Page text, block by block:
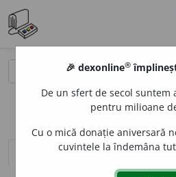
definiții (1) pronunțievolume_up (3)
🎉 dexonline®
De un sfert de secol suntem
pentru milioane
Cu o mică donație aniversară
cuvintele la îndemâna